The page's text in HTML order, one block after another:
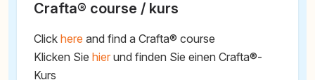
Crafta® course / kurs
Click here and find a Crafta® course
Klicken Sie hier und finden Sie einen Crafta®-
Kurs